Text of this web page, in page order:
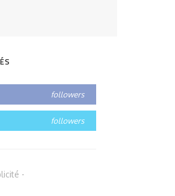
followers
followers
-